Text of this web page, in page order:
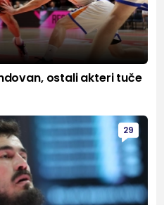
ostali akteri tuče
29